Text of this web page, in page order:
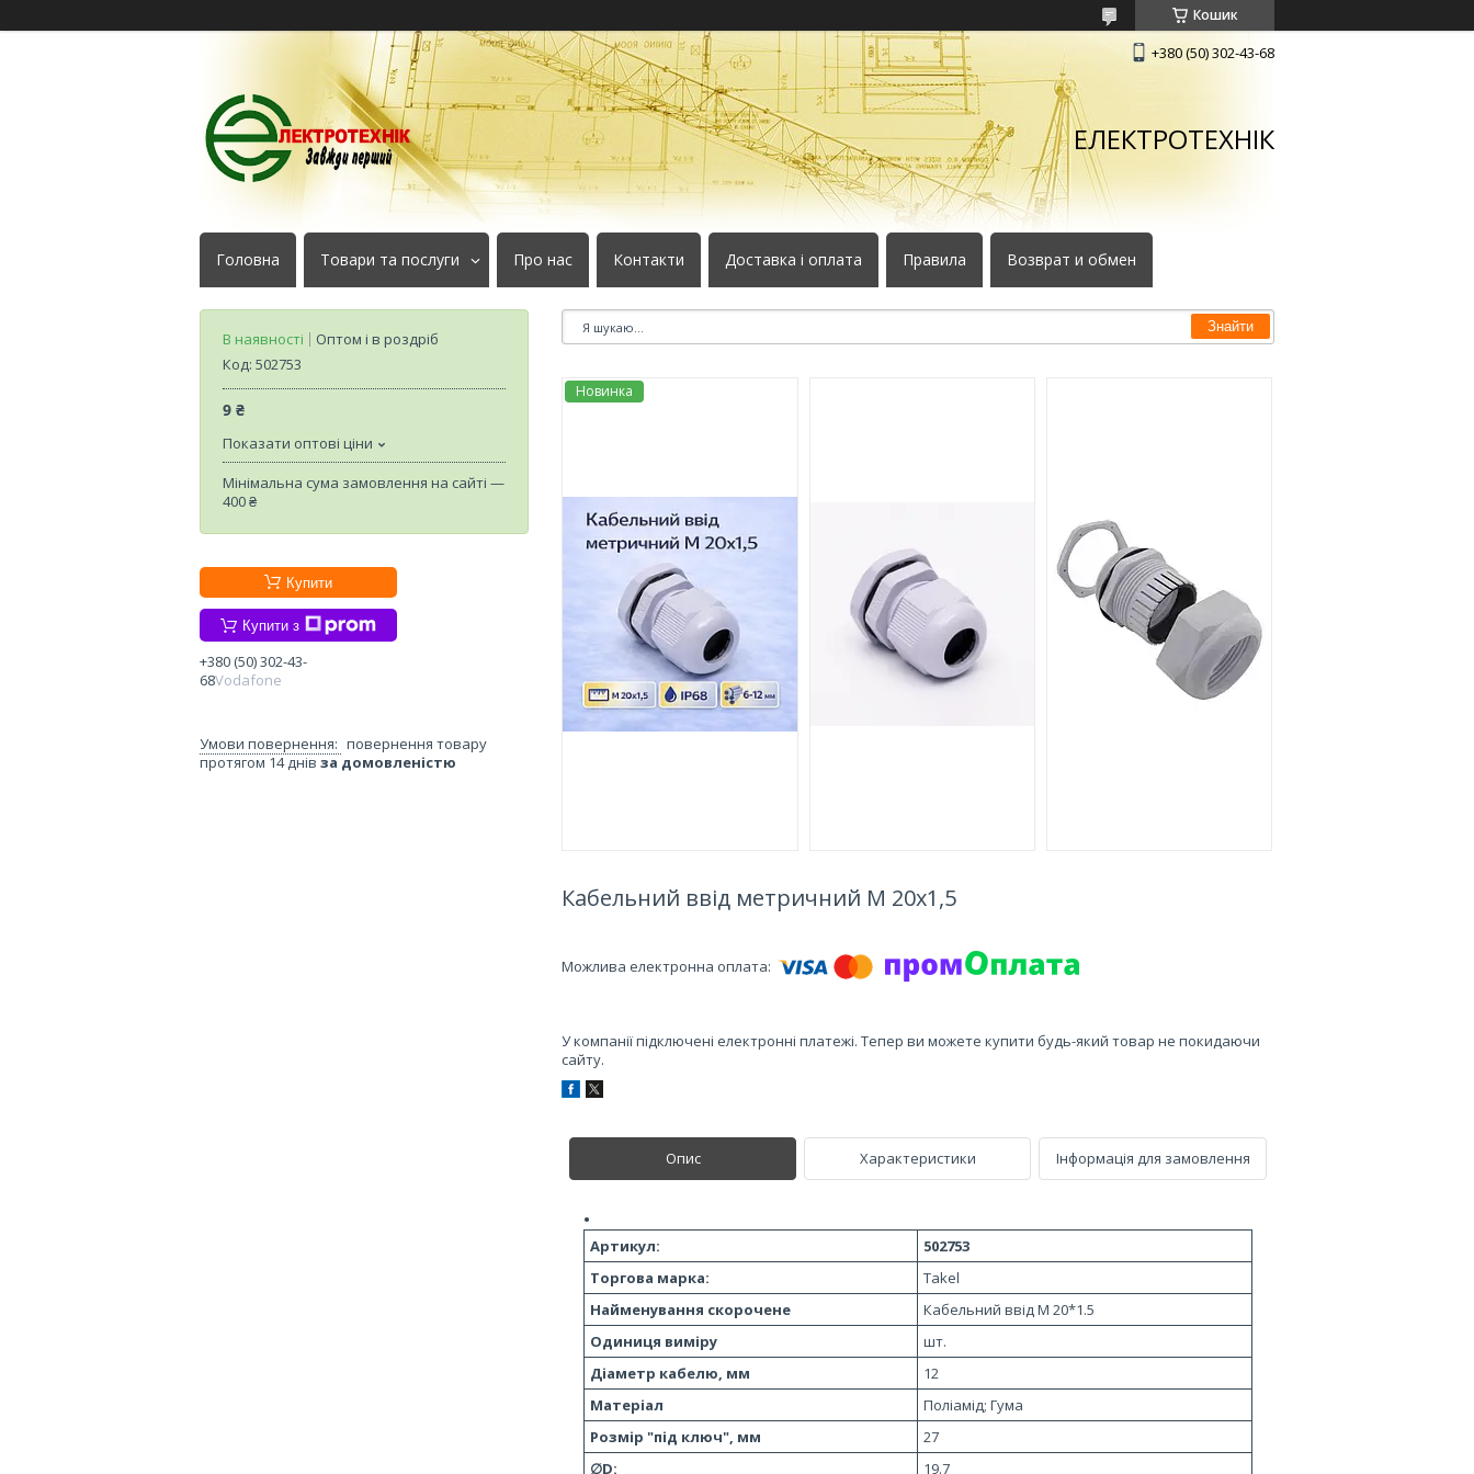
Кошик
+380 (50) 302-43-68
ЕЛЕКТРОТЕХНІК
Головна Товари та послуги Про нас Контакти Доставка і оплата Правила Возврат и обмен
Знайти
Новинка
Кабельний ввід метричний М 20x1,5
У компанії підключені електронні платежі. Тепер ви можете купити будь-який товар не покидаючи
сайту.
Опис Характеристики Інформація для замовлення
Артикул:
502753
Торгова марка:
Takel
Найменування скорочене
Кабельний ввід M 20*1.5
Одиниця виміру
шт.
Діаметр кабелю, мм
12
Матеріал
Поліамід; Гума
Розмір "під ключ", мм
27
∅D:
19.7
В наявності
Оптом і в роздріб
Код: 502753
9 ₴
Показати оптові ціни
Мінімальна сума замовлення на сайті —
400 ₴
Купити
Купити з
+380 (50) 302-43-
68Vodafone
повернення товару
протягом 14 днів за домовленістю